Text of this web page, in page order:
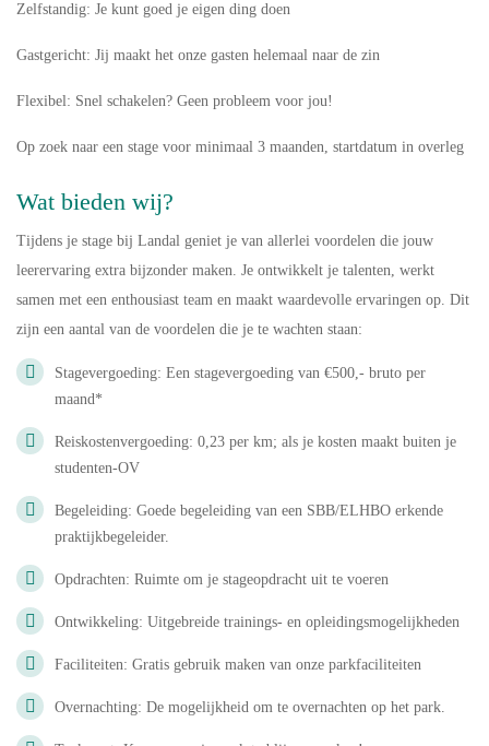
Zelfstandig: Je kunt goed je eigen ding doen
Gastgericht: Jij maakt het onze gasten helemaal naar de zin
Flexibel: Snel schakelen? Geen probleem voor jou!
Op zoek naar een stage voor minimaal 3 maanden, startdatum in overleg
Wat bieden wij?
Tijdens je stage bij Landal geniet je van allerlei voordelen die jouw
leerervaring extra bijzonder maken. Je ontwikkelt je talenten, werkt
samen met een enthousiast team en maakt waardevolle ervaringen op. Dit
zijn een aantal van de voordelen die je te wachten staan:
Stagevergoeding: Een stagevergoeding van €500,- bruto per
maand*
Reiskostenvergoeding: 0,23 per km; als je kosten maakt buiten je
studenten-OV
Begeleiding: Goede begeleiding van een SBB/ELHBO erkende
praktijkbegeleider.
Opdrachten: Ruimte om je stageopdracht uit te voeren
Ontwikkeling: Uitgebreide trainings- en opleidingsmogelijkheden
Faciliteiten: Gratis gebruik maken van onze parkfaciliteiten
Overnachting: De mogelijkheid om te overnachten op het park.